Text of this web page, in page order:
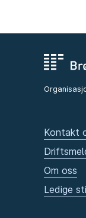
Kontakt
Om oss
Ledige